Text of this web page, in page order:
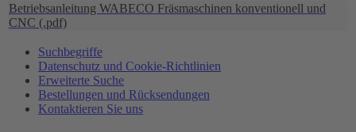
Betriebsanleitung WABECO Fräsmaschinen konventionell und
CNC (.pdf)
Suchbegriffe
Datenschutz und Cookie-Richtlinien
Erweiterte Suche
Bestellungen und Rücksendungen
Kontaktieren Sie uns